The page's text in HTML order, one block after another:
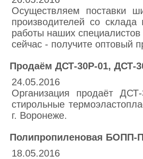
Осуществляем поставки
производителей со
работы наших
сейчас - получите оптовый
Продаём ДСТ-30Р-01, ДСТ-
24.05.2016
Организация продаёт
стирольные
г. Воронеже.
Полипропиленовая БОПП-
18.05.2016